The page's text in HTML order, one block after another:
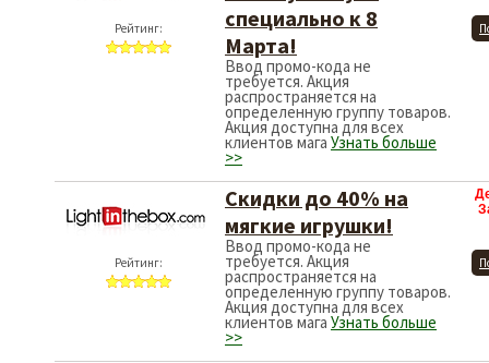
Рейтинг:
специально к 8
Марта!
Ввод промо-кода не
требуется. Акция
распространяется на
определенную группу товаров.
Акция доступна для всех
клиентов мага Узнать больше
>>
Рейтинг:
Скидки до 40% на
мягкие игрушки!
Ввод промо-кода не
требуется. Акция
распространяется на
определенную группу товаров.
Акция доступна для всех
клиентов мага Узнать больше
>>